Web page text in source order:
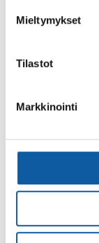
Mieltymykset
Tilastot
Markkinointi